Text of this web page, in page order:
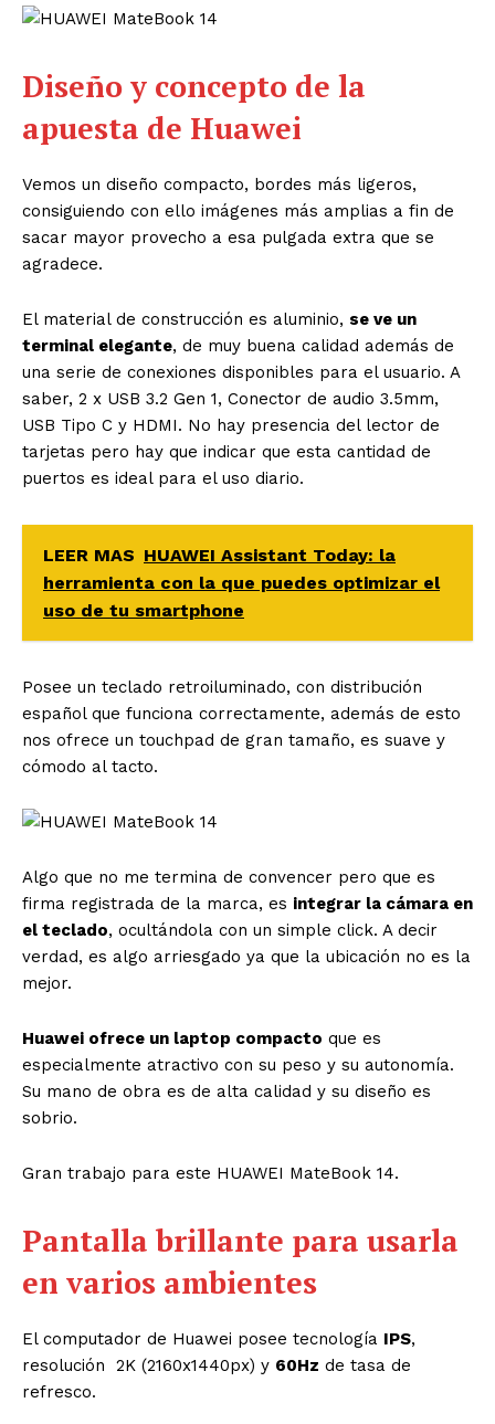
Diseño y concepto de la
apuesta de Huawei
Vemos un diseño compacto, bordes más ligeros,
consiguiendo con ello imágenes más amplias a fin de
sacar mayor provecho a esa pulgada extra que se
agradece.
El material de construcción es aluminio, se ve un
terminal elegante, de muy buena calidad además de
una serie de conexiones disponibles para el usuario. A
saber, 2 x USB 3.2 Gen 1, Conector de audio 3.5mm,
USB Tipo C y HDMI. No hay presencia del lector de
tarjetas pero hay que indicar que esta cantidad de
puertos es ideal para el uso diario.
LEER MAS HUAWEI Assistant Today: la
herramienta con la que puedes optimizar el
uso de tu smartphone
Posee un teclado retroiluminado, con distribución
español que funciona correctamente, además de esto
nos ofrece un touchpad de gran tamaño, es suave y
cómodo al tacto.
Algo que no me termina de convencer pero que es
firma registrada de la marca, es integrar la cámara en
el teclado, ocultándola con un simple click. A decir
verdad, es algo arriesgado ya que la ubicación no es la
mejor.
Huawei ofrece un laptop compacto que es
especialmente atractivo con su peso y su autonomía.
Su mano de obra es de alta calidad y su diseño es
sobrio.
Gran trabajo para este HUAWEI MateBook 14.
Pantalla brillante para usarla
en varios ambientes
El computador de Huawei posee tecnología IPS,
resolución 2K (2160x1440px) y 60Hz de tasa de
refresco.